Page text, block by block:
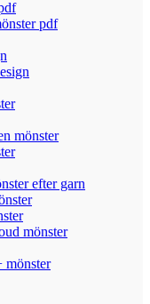
pdf
mönster
efter garn
mönster
mönster